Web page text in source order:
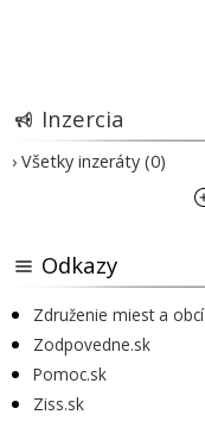
Inzercia
› Všetky inzeráty (0)
Odkazy
Združenie miest a obcí
Zodpovedne.sk
Pomoc.sk
Ziss.sk